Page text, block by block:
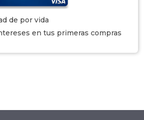
de por vida
en tus primeras compras